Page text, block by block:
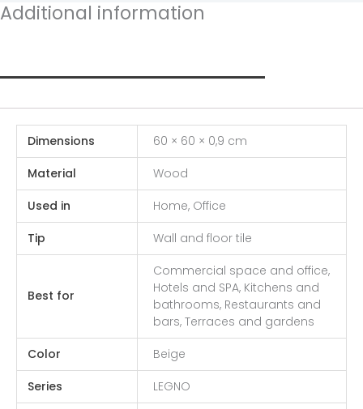
Additional information
Dimensions
60 × 60 × 0,9 cm
Material
Wood
Used in
Home, Office
Tip
Wall and floor tile
Best for
Commercial space and office,
Hotels and SPA, Kitchens and
bathrooms, Restaurants and
bars, Terraces and gardens
Color
Beige
Series
LEGNO